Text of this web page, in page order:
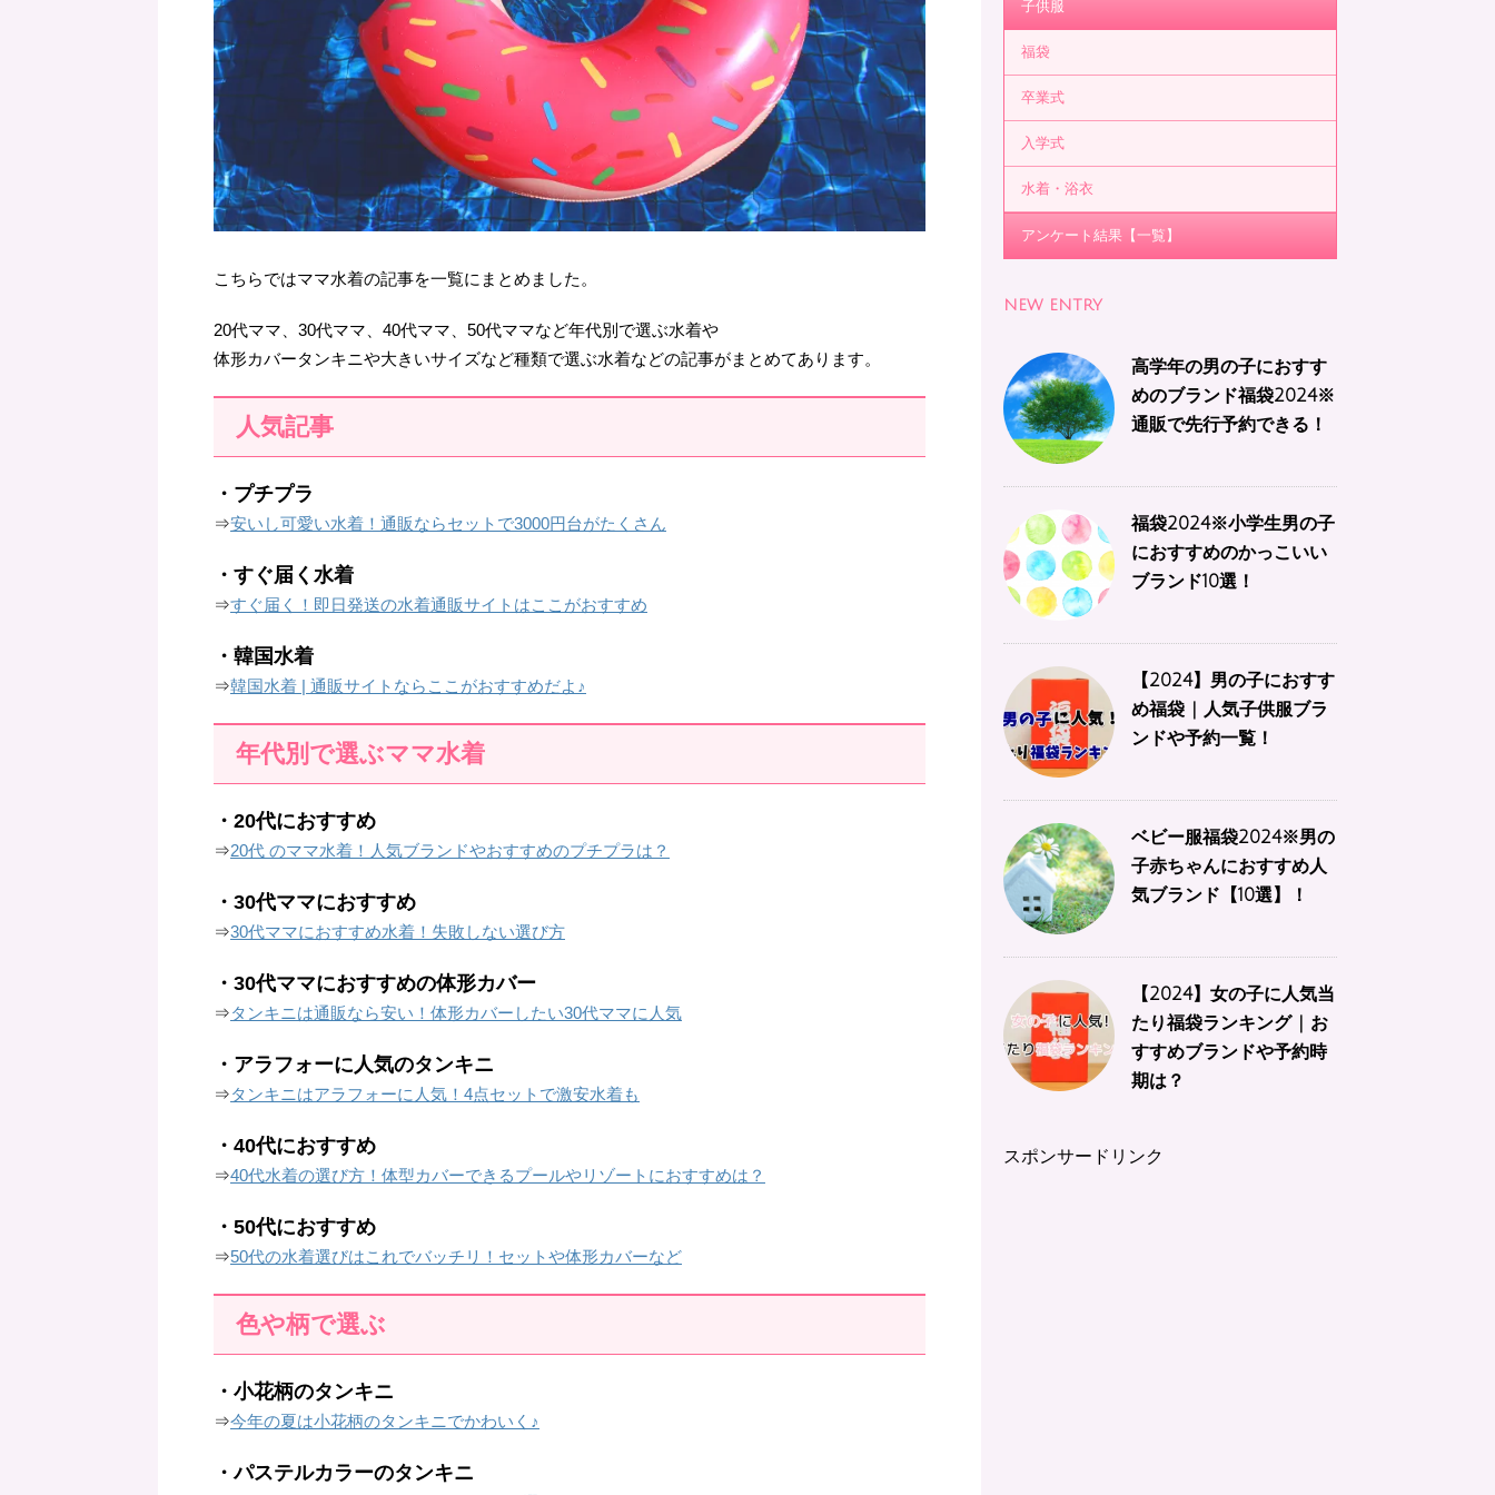
こちらではママ水着の記事を一覧にまとめました。
20代ママ、30代ママ、40代ママ、50代ママなど年代別で選ぶ水着や
体形カバータンキニや大きいサイズなど種類で選ぶ水着などの記事がまとめてあります。
人気記事
・プチプラ
⇒安いし可愛い水着！通販ならセットで3000円台がたくさん
・すぐ届く水着
⇒すぐ届く！即日発送の水着通販サイトはここがおすすめ
・韓国水着
⇒韓国水着 | 通販サイトならここがおすすめだよ♪
年代別で選ぶママ水着
・20代におすすめ
⇒20代 のママ水着！人気ブランドやおすすめのプチプラは？
・30代ママにおすすめ
⇒30代ママにおすすめ水着！失敗しない選び方
・30代ママにおすすめの体形カバー
⇒タンキニは通販なら安い！体形カバーしたい30代ママに人気
・アラフォーに人気のタンキニ
⇒タンキニはアラフォーに人気！4点セットで激安水着も
・40代におすすめ
⇒40代水着の選び方！体型カバーできるプールやリゾートにおすすめは？
・50代におすすめ
⇒50代の水着選びはこれでバッチリ！セットや体形カバーなど
色や柄で選ぶ
・小花柄のタンキニ
⇒今年の夏は小花柄のタンキニでかわいく♪
・パステルカラーのタンキニ
子供服
福袋
卒業式
入学式
水着・浴衣
アンケート結果【一覧】
NEW ENTRY
高学年の男の子におすす
めのブランド福袋2024※
通販で先行予約できる！
福袋2024※小学生男の子
におすすめのかっこいい
ブランド10選！
【2024】男の子におすす
め福袋 | 人気子供服ブラ
ンドや予約一覧！
ベビー服福袋2024※男の
子赤ちゃんにおすすめ人
気ブランド【10選】！
【2024】女の子に人気当
たり福袋ランキング | お
すすめブランドや予約時
期は？
スポンサードリンク